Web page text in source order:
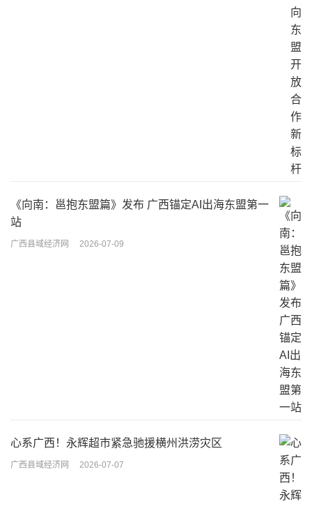
《向南：邕抱东盟篇》发布 广西锚定AI出海东盟第一
站
广西县域经济网 2026-07-09
心系广西！永辉超市紧急驰援横州洪涝灾区
广西县域经济网 2026-07-07